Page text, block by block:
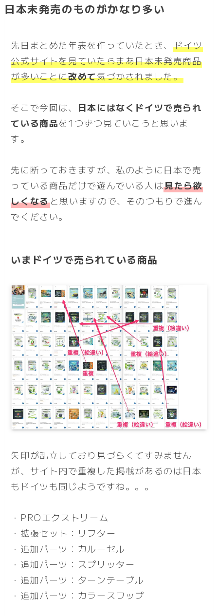
日本未発売のものがかなり多い
先日まとめた年表を作っていたとき、 ドイツ
公式サイトを見ていたらまあ日本未発売商品
が多いことに改めて気づかされました。
そこで今回は、 日本にはなくドイツで売られ
ている商品を1つずつ見ていこうと思いま
す。
先に断っておきますが、私のように日本で売
っている商品だけで遊んでいる人は見たら欲
しくなると思いますので、そのつもりで進ん
でください。
いまドイツで売られている商品
矢印が乱立しており見づらくてすみません
が、サイト内で重複した掲載があるのは日本
もドイツも同じようですね。。。
・PROエクストリーム
・拡張セット：リフター
・追加パーツ：カルーセル
・追加パーツ：スプリッター
・追加パーツ：ターンテーブル
・追加パーツ：カラースワップ